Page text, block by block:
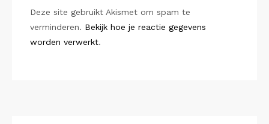
Deze site gebruikt Akismet om spam te
verminderen. Bekijk hoe je reactie gegevens
worden verwerkt.